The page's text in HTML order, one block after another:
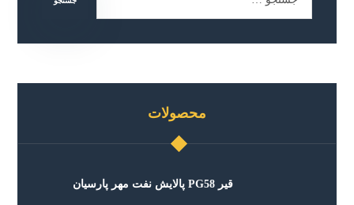
محصولات
قیر PG58 پالایش نفت مهر پارسیان